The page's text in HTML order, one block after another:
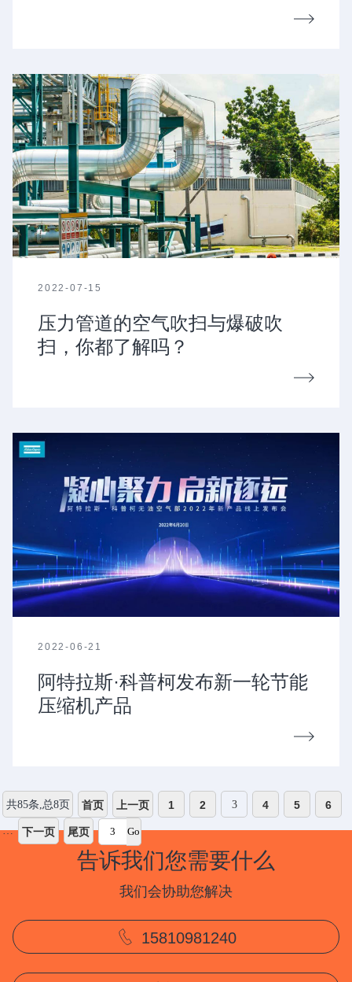
2022-07-15
压力管道的空气吹扫与爆破吹
扫，你都了解吗？
2022-06-21
阿特拉斯·科普柯发布新一轮节能
压缩机产品
共85条,总8页 首页 上一页 1 2 3 4 5 6
… 下一页 尾页
告诉我们您需要什么
我们会协助您解决
15810981240